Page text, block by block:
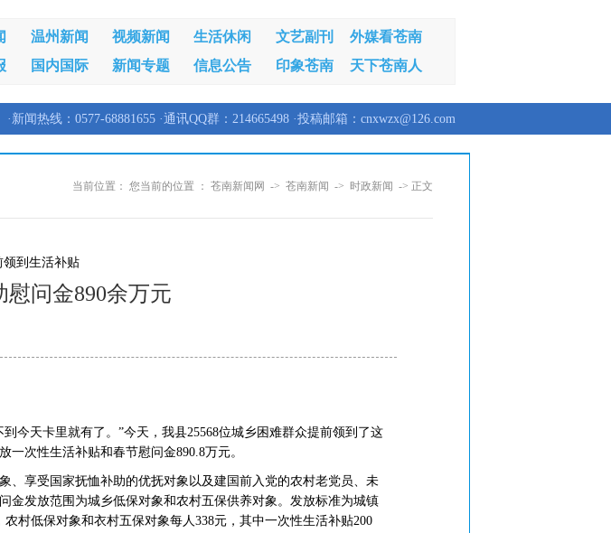
温州新闻 视频新闻 生活休闲 文艺副刊
外媒看苍南
国内国际 新闻专题 信息公告 印象苍南 天下苍南人
·新闻热线：0577-68881655 ·通讯QQ群：214665498 ·投稿邮箱：cnxwzx@126.com
当前位置： 您当前的位置 ： 苍南新闻网 -> 苍南新闻 -> 时政新闻 -> 正文
领到生活补贴
问金890余万元
今天卡里就有了。”今天，我县25568位城乡困难群众提前领到了这
次性生活补贴和春节慰问金890.8万元。
、享受国家抚恤补助的优抚对象以及建国前入党的农村老党员、未
金发放范围为城乡低保对象和农村五保供养对象。发放标准为城镇
村低保对象和衣村五保对象每人338元，其中一次性生活补贴200